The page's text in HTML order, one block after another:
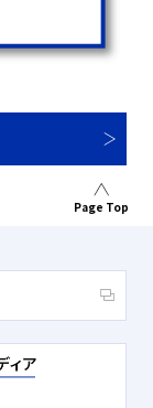
Page Top